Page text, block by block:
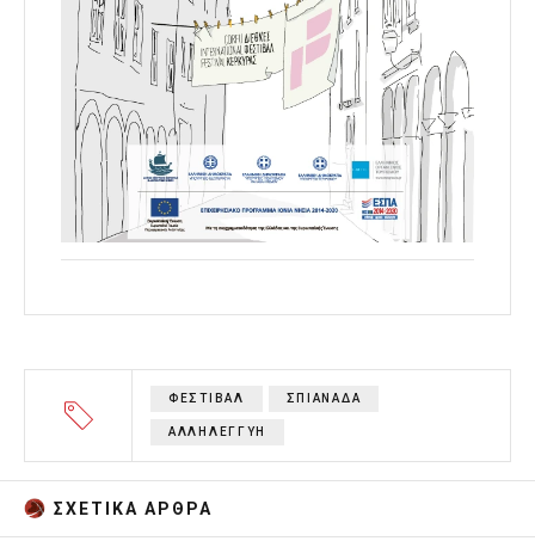
ΦΕΣΤΙΒΑΛ ΣΠΙΑΝΑΔΑ
ΑΛΛΗΛΕΓΓΥΗ
ΣΧΕΤΙΚA AΡΘΡΑ